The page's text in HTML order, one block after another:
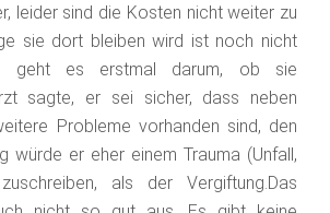
leider sind die Kosten nicht weiter zu
sie dort bleiben wird ist noch nicht
geht es erstmal darum, ob sie
sagte, er sei sicher, dass neben
Probleme vorhanden sind, den
würde er eher einem Trauma (Unfall,
als der Vergiftung.Das